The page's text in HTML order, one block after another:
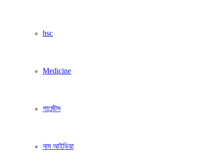
hsc
Medicine
গার্মেন্টস
নাম আইডিয়া